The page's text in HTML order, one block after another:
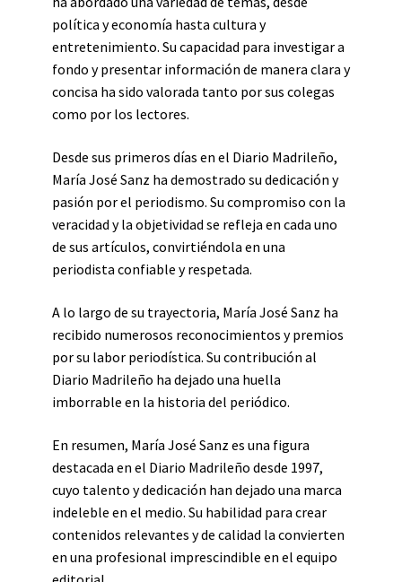
política y economía hasta cultura y
entretenimiento. Su capacidad para investigar a
fondo y presentar información de manera clara y
concisa ha sido valorada tanto por sus colegas
como por los lectores.
Desde sus primeros días en el Diario Madrileño,
María José Sanz ha demostrado su dedicación y
pasión por el periodismo. Su compromiso con la
veracidad y la objetividad se refleja en cada uno
de sus artículos, convirtiéndola en una
periodista confiable y respetada.
A lo largo de su trayectoria, María José Sanz ha
recibido numerosos reconocimientos y premios
por su labor periodística. Su contribución al
Diario Madrileño ha dejado una huella
imborrable en la historia del periódico.
En resumen, María José Sanz es una figura
destacada en el Diario Madrileño desde 1997,
cuyo talento y dedicación han dejado una marca
indeleble en el medio. Su habilidad para crear
contenidos relevantes y de calidad la convierten
en una profesional imprescindible en el equipo